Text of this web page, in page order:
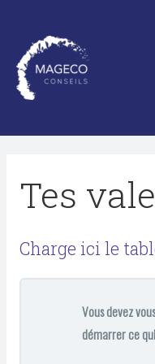
contenu
Tes
Charge ici le
Vous devez
démarrer ce